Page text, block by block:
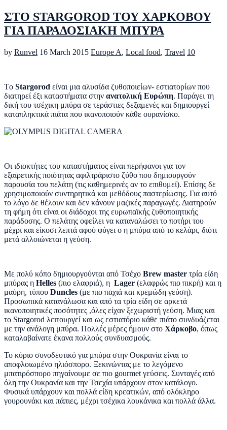
ΣΤΟ STARGOROD ΤΟΥ ΧΑΡΚΟΒΟΥ
ΓΙΑ ΠΑΡΑΔΟΣΙΑΚΗ ΜΠΥΡΑ
by Runvel 16 March 2015 Europe A, Local food, Travel 10
Τo Stargorod είναι μια αλυσίδα ζυθοποιείων- εστιατορίων που
διατηρεί έξι καταστήματα στην ανατολική Ευρώπη. Παράγει τη
δική του τσέχικη μπύρα σε τεράστιες δεξαμενές και δημιουργεί
καταπληκτικά πιάτα που ικανοποιούν κάθε ουρανίσκο.
Οι ιδιοκτήτες του καταστήματος είναι περήφανοι για τον
εξαιρετικής ποιότητας αφιλτράριστο ζύθο που δημιουργούν
παρουσία του πελάτη (τις καθημερινές αν το επιθυμεί). Επίσης δε
χρησιμοποιούν συντηρητικά και μεθόδους παστερίωσης. Για αυτό
το λόγο δε θέλουν και δεν κάνουν μαζικές παραγωγές. Διατηρούν
τη φήμη ότι είναι οι διάδοχοι της ευρωπαϊκής ζυθοποιητικής
παράδοσης. Ο πελάτης οφείλει να καταναλώσει το ποτήρι του
μέχρι και είκοσι λεπτά αφού φύγει ο η μπύρα από το κελάρι, διότι
μετά αλλοιώνεται η γεύση.
Με πολύ κόπο δημιουργούνται από Τσέχο Brew master τρία είδη
μπύρας η Helles (πιο ελαφριά), η Lager (ελαφρώς πιο πικρή) και η
μαύρη, τύπου Duncles (με πιο παχιά και κρεμώδη γεύση).
Προσωπικά κατανάλωσα και από τα τρία είδη σε αρκετά
ικανοποιητικές ποσότητες ,όλες είχαν ξεχωριστή γεύση. Μιας και
το Stargorod λειτουργεί και ως εστιατόριο κάθε πιάτο συνδυάζεται
με την ανάλογη μπύρα. Πολλές μέρες ήμουν στο Χάρκοβο, όπως
καταλαβαίνατε έκανα πολλούς συνδυασμούς.
Το κύριο συνοδευτικό για μπύρα στην Ουκρανία είναι το
αποφλοιωμένο ηλιόσπορο. Ξεκινώντας με το λεγόμενο
μπατιρόσπορο πηγαίνουμε σε πιο gourmet γεύσεις. Συνταγές από
όλη την Ουκρανία και την Τσεχία υπάρχουν στον κατάλογο.
Φυσικά υπάρχουν και πολλά είδη κρεατικών, από ολόκληρο
γουρουνάκι και πάπιες, μέχρι τσέχικα λουκάνικα και πολλά άλλα.